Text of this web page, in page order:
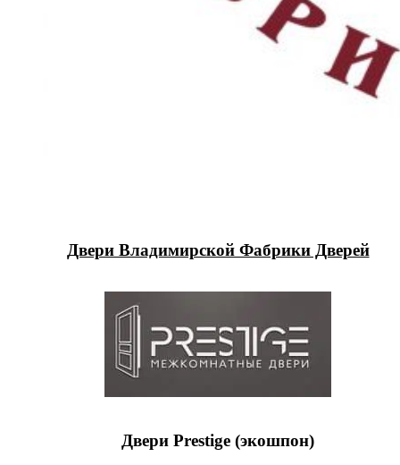
Двери Владимирской Фабрики Дверей
Двери Prestige (экошпон)